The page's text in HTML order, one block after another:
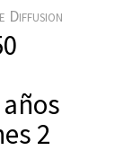
Diffusion
2